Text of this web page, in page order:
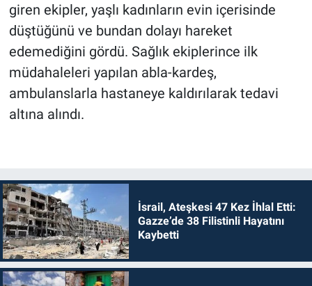
giren ekipler, yaşlı kadınların evin içerisinde
düştüğünü ve bundan dolayı hareket
edemediğini gördü. Sağlık ekiplerince ilk
müdahaleleri yapılan abla-kardeş,
ambulanslarla hastaneye kaldırılarak tedavi
altına alındı.
İsrail, Ateşkesi 47 Kez İhlal Etti:
Gazze’de 38 Filistinli Hayatını
Kaybetti